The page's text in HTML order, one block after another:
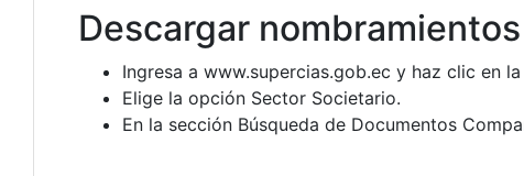
Descargar
Ingresa a www.supercias.gob.ec y haz clic en
Elige la opción Sector Societario.
En la sección Búsqueda de Documentos